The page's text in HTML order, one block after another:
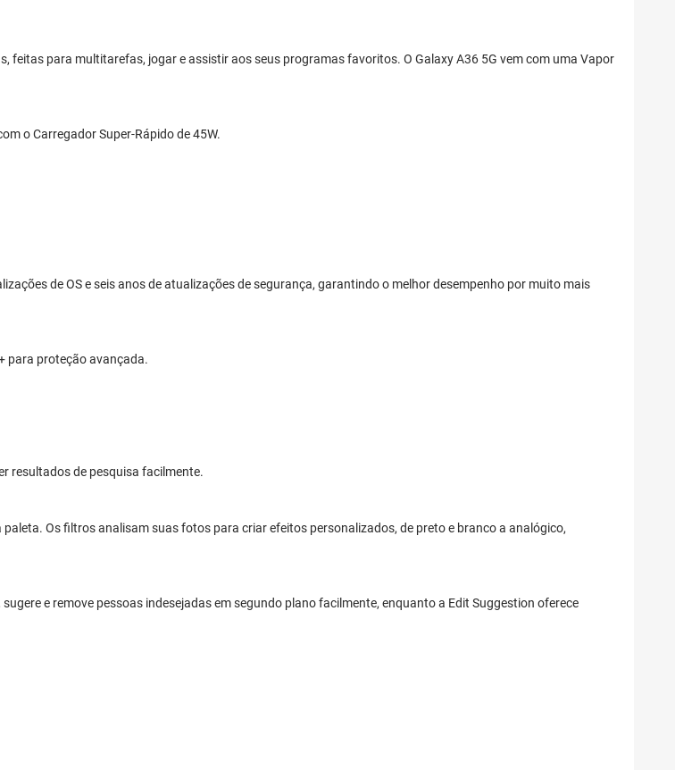
feitas para multitarefas, jogar e assistir aos seus programas favoritos. O Galaxy A36 5G vem com uma Vapor
o Carregador Super-Rápido de 45W.
de OS e seis anos de atualizações de segurança, garantindo o melhor desempenho por muito mais
para proteção avançada.
resultados de pesquisa facilmente.
Os filtros analisam suas fotos para criar efeitos personalizados, de preto e branco a analógico,
e remove pessoas indesejadas em segundo plano facilmente, enquanto a Edit Suggestion oferece